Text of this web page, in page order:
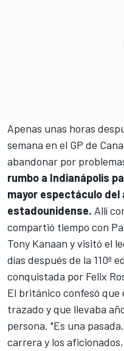
Apenas unas horas
semana en el GP de
abandonar por
rumbo a Indianápolis
mayor espectáculo del
estadounidense. Allí
compartió tiempo con
Tony Kanaan y visitó el
días después de la 110ª
conquistada por Felix
El británico confesó que
trazado y que llevaba
persona. "Es una
carrera y los